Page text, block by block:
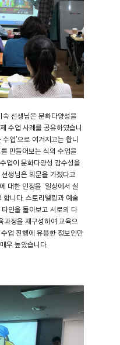
선생님은 문화다양성을
수업 사례를 공유하였습니
수업'으로 여겨지고는 합니
만들어보는 식의 수업을
업이 문화다양성 감수성을
생님은 의문을 가졌다고
대한 인정을 ‘일상에서 실
니다. 스토리텔링과 예술
인을 돌아보고 서로의 다
과정을 재구성하여 교육으
업 진행에 유용한 정보인만
우 높았습니다.